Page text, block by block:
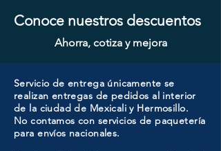
Conoce nuestros descuentos
Ahorra, cotiza y mejora
Servicio de entrega únicamente se
realizan entregas de pedidos al interior
de la ciudad de Mexicali y Hermosillo.
No contamos con servicios de paquetería
para envíos nacionales.